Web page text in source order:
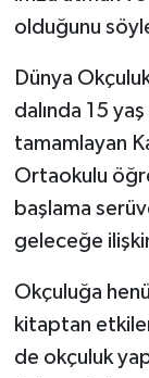
olduğunu
Dünya
dalında 15
tamamlayan
Ortaokulu
başlama
geleceğe
Okçuluğa
kitaptan
de okçuluk